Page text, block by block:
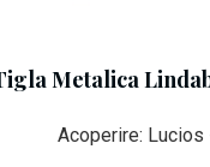
Metalica
Acoperire: Lucios